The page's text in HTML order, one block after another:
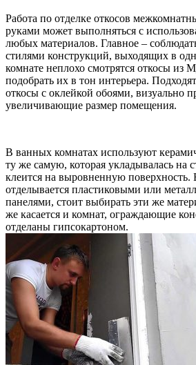
Работа по отделке откосов
руками может выполняться с
любых материалов. Главное –
стилями конструкций, выходящих в
комнате неплохо смотрятся откосы из
подобрать их в тон интерьера.
откосы с оклейкой обоями, визуально
увеличивающие размер помещения.
В ванных комнатах используют
ту же самую, которая укладывалась на
клеится на выровненную
отделывается пластиковыми или
панелями, стоит выбирать эти же
же касается и комнат, ограждающие
отделаны гипсокартоном.